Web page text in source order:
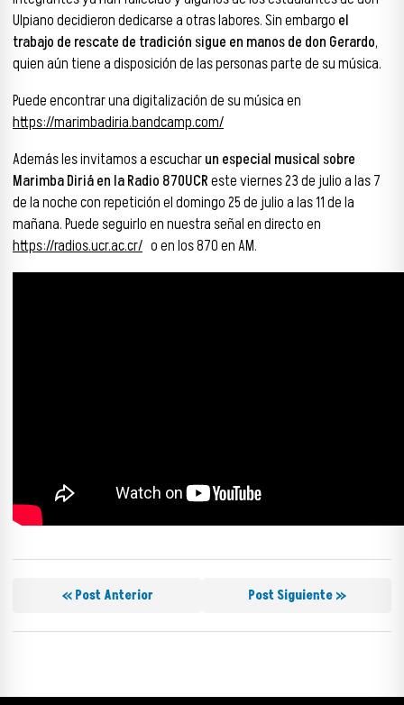
Ulpiano decidieron dedicarse a otras labores. Sin embargo el
trabajo de rescate de tradición sigue en manos de don Gerardo,
quien aún tiene a disposición de las personas parte de su música.
Puede encontrar una digitalización de su música en
https://marimbadiria.bandcamp.com/
Además les invitamos a escucharun especial musical sobre
Marimba Diriá en la Radio 870UCReste viernes 23 de julio a las 7
de la noche con repetición el domingo 25 de julio a las 11 de la
mañana. Puede seguirlo en nuestra señal en directo en
https://radios.ucr.ac.cr/ o en los 870 en AM.
« Post Anterior Post Siguiente »